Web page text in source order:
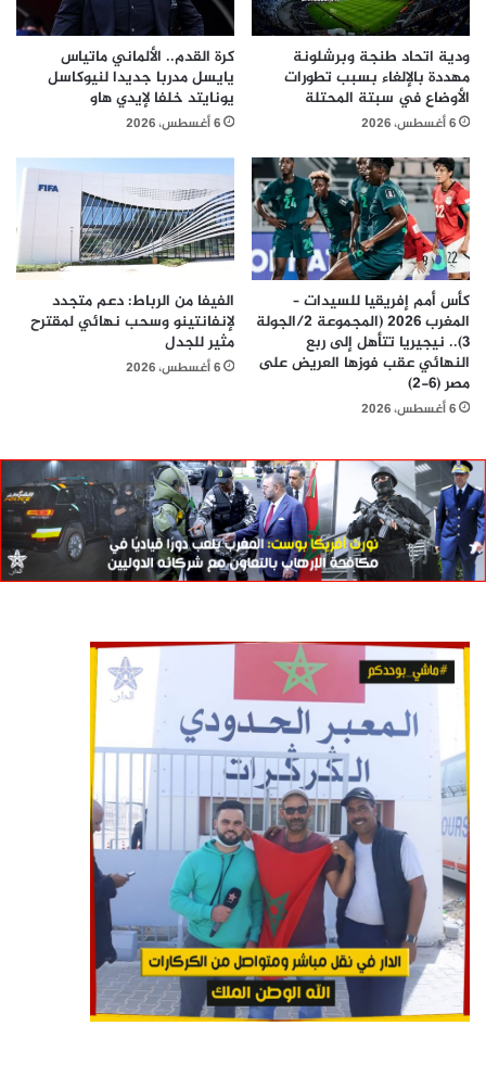
ودية اتحاد طنجة وبرشلونة
مهددة بالإلغاء بسبب تطورات
الأوضاع في سبتة المحتلة
6 أغسطس، 2026
كرة القدم.. الألماني ماتياس
يايسل مدربا جديدا لنيوكاسل
يونايتد خلفا لإيدي هاو
6 أغسطس، 2026
كأس أمم إفريقيا للسيدات –
المغرب 2026 (المجموعة 2/الجولة
3).. نيجيريا تتأهل إلى ربع
النهائي عقب فوزها العريض على
مصر (6-2)
6 أغسطس، 2026
الفيفا من الرباط: دعم متجدد
لإنفانتينو وسحب نهائي لمقترح
مثير للجدل
6 أغسطس، 2026